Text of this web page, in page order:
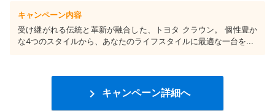
キャンペーン内容
受け継がれる伝統と革新が融合した、トヨタ クラウン。 個性豊か
な4つのスタイルから、あなたのライフスタイルに最適な一台を...
 キャンペーン詳細へ